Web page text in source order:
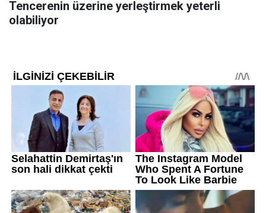
Tencerenin üzerine yerleştirmek yeterli
olabiliyor